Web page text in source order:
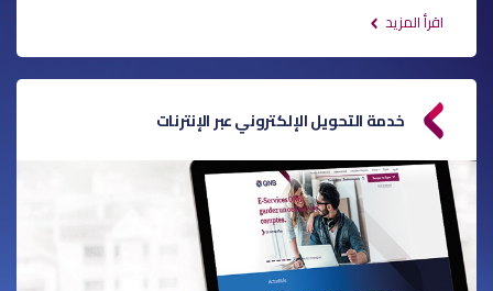
اقرأ المزيد
خدمة التحويل الإلكتروني عبر الإنترنات